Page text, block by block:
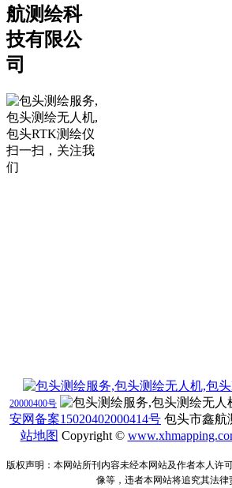
航测绘科
技有限公
司
扫一扫，关注我
们
20000400号
安网备案15020402000414号 包头市鑫航
站地图 Copyright © www.
版权声明：本网站所刊内容未经本网站及作者本人许
像等，违者本网站将追究其法律